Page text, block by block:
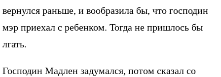
вернулся раньше, и вообразила бы, что господин
мэр приехал с ребенком. Тогда не пришлось бы
лгать.
Господин Мадлен задумался, потом сказал со